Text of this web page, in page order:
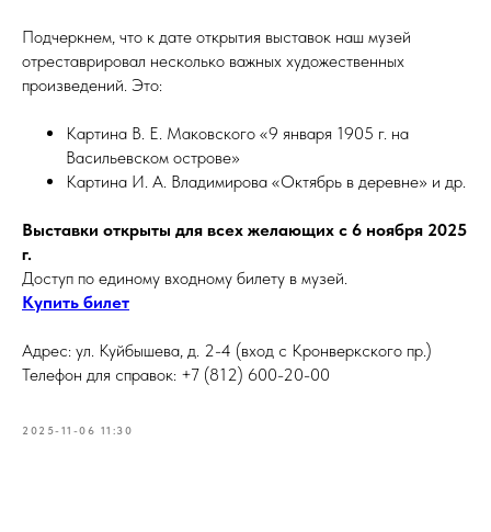
Подчеркнем, что к дате открытия выставок наш музей
отреставрировал несколько важных художественных
произведений. Это:
Картина В. Е. Маковского «9 января 1905 г. на
Васильевском острове»
Картина И. А. Владимирова «Октябрь в деревне» и др.
Выставки открыты для всех желающих с 6 ноября 2025
г.
Доступ по единому входному билету в музей.
Купить билет
Адрес: ул. Куйбышева, д. 2-4 (вход с Кронверкского пр.)
Телефон для справок: +7 (812) 600-20-00
2025-11-06 11:30